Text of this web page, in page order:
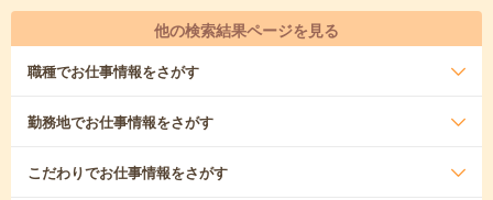
他の検索結果ページを見る
職種でお仕事情報をさがす
勤務地でお仕事情報をさがす
こだわりでお仕事情報をさがす